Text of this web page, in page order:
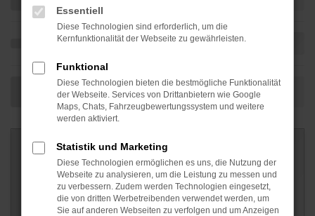
Essentiell
Diese Technologien sind erforderlich, um die
Kernfunktionalität der Webseite zu gewährleisten.
Funktional
Diese Technologien bieten die bestmögliche Funktionalität
der Webseite. Services von Drittanbietern wie Google
Maps, Chats, Fahrzeugbewertungssystem und weitere
werden aktiviert.
Statistik und Marketing
Diese Technologien ermöglichen es uns, die Nutzung der
Webseite zu analysieren, um die Leistung zu messen und
zu verbessern. Zudem werden Technologien eingesetzt,
die von dritten Werbetreibenden verwendet werden, um
Sie auf anderen Webseiten zu verfolgen und um Anzeigen